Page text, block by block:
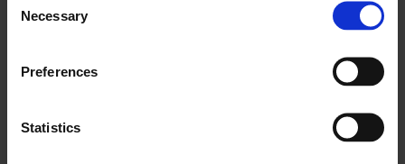
Selection
Necessary
Preferences
Statistics